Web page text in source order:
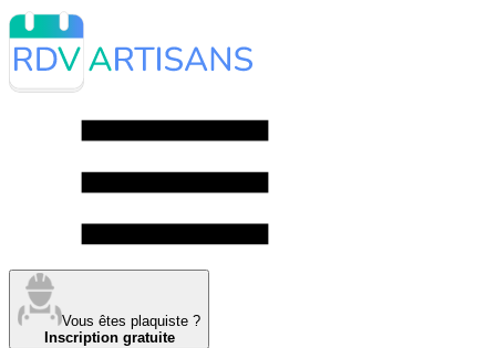
Vous êtes plaquiste ?
Inscription gratuite